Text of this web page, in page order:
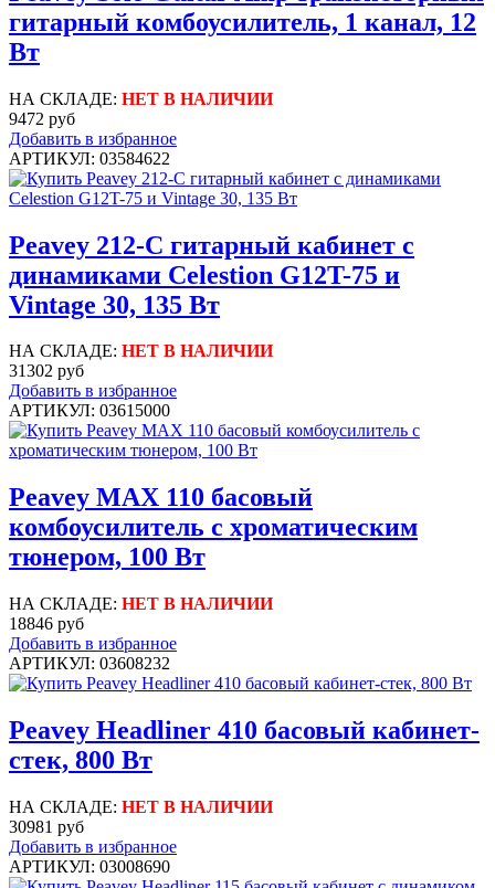
гитарный комбоусилитель, 1 канал, 12
Вт
НА СКЛАДЕ: НЕТ В НАЛИЧИИ
9472 руб
Добавить в избранное
АРТИКУЛ: 03584622
Peavey 212-C гитарный кабинет с
динамиками Celestion G12T-75 и
Vintage 30, 135 Вт
НА СКЛАДЕ: НЕТ В НАЛИЧИИ
31302 руб
Добавить в избранное
АРТИКУЛ: 03615000
Peavey MAX 110 басовый
комбоусилитель с хроматическим
тюнером, 100 Вт
НА СКЛАДЕ: НЕТ В НАЛИЧИИ
18846 руб
Добавить в избранное
АРТИКУЛ: 03608232
Peavey Headliner 410 басовый кабинет-
стек, 800 Вт
НА СКЛАДЕ: НЕТ В НАЛИЧИИ
30981 руб
Добавить в избранное
АРТИКУЛ: 03008690